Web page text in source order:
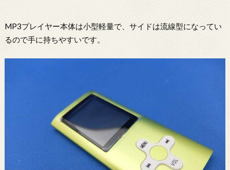
MP3プレイヤー本体は小型軽量で、サイドは流線型になってい
るので手に持ちやすいです。